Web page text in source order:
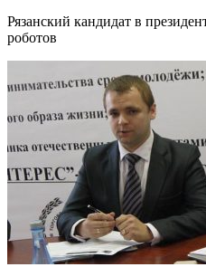
Рязанский кандидат в
роботов